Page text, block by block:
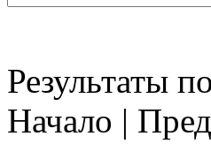
Результаты
Начало |